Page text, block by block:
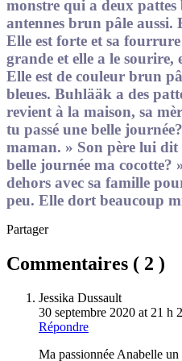
monstre qui a deux
antennes brun pâle aussi.
Elle est forte et sa fourrure
grande et elle a le sourire,
Elle est de couleur brun
bleues. Buhlääk a des
revient à la maison, sa
tu passé une belle
maman. » Son père lui dit
belle journée ma cocotte?
dehors avec sa famille
peu. Elle dort beaucoup
Partager
Commentaires ( 2 )
Jessika Dussault
30 septembre 2020 at 21 h
Répondre
Ma passionnée Anabelle